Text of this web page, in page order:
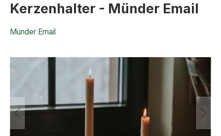
Kerzenhalter - Münder Email
Münder Email
Bildergalerie überspringen